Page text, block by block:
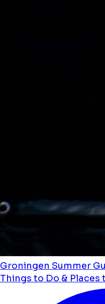
Groningen Summer
Things to Do & Places